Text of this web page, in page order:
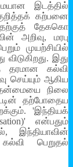
இடத்தில்
கற்பனை
தேககொ
அறிவு, மரபு
முயற்சியில்
இது
தரமான கல்வி
செய்யும் ஆகிய
தன்மையை நிலை
தற்போதைய
'இந்தியக்
என்பதும்
இந்தியாவின்
பெறுதல்